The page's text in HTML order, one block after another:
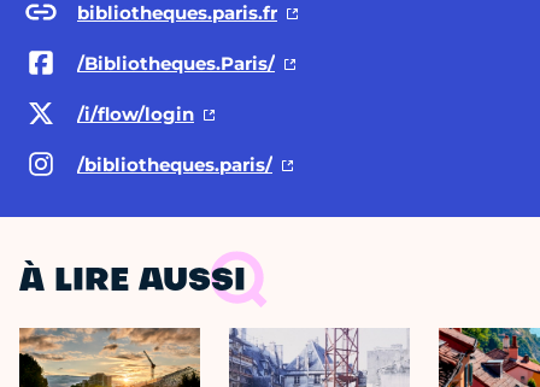
bibliotheques.paris.fr
/Bibliotheques.Paris/
/i/flow/login
/bibliotheques.paris/
À LIRE AUSSI